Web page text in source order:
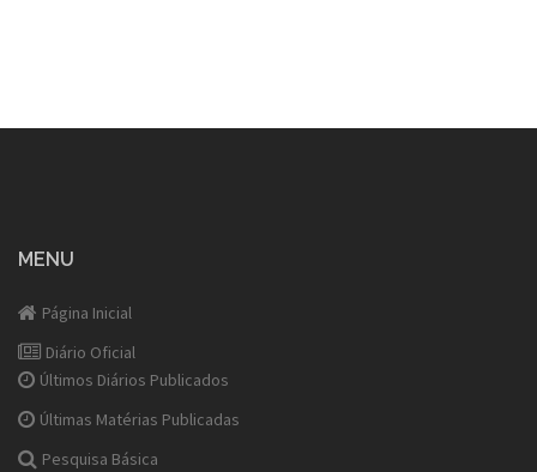
MENU
Página Inicial
Diário Oficial
Últimos Diários Publicados
Últimas Matérias Publicadas
Pesquisa Básica